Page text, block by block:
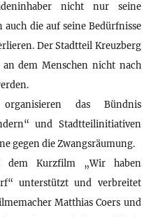
nicht nur seine
die auf seine Bedürfnisse
Der Stadtteil Kreuzberg
dem Menschen nicht nach
das Bündnis
und Stadtteilinitiativen
gegen die Zwangsräumung.
dem Kurzfilm „Wir haben
unterstützt und verbreitet
Matthias Coers und